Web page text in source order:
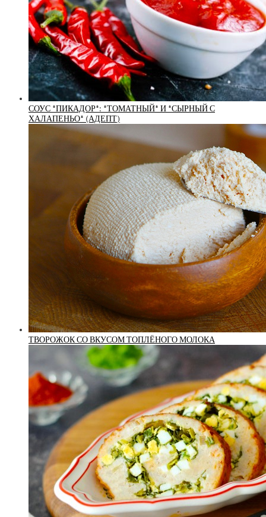
СОУС *ПИКАДОР*: *ТОМАТНЫЙ* И *СЫРНЫЙ С
ХАЛАПЕНЬО* (АДЕПТ)
ТВОРОЖОК СО ВКУСОМ ТОПЛЁНОГО МОЛОКА